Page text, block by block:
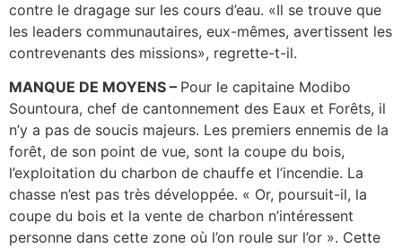
contre le dragage sur les cours d’eau. «Il se trouve que
les leaders communautaires, eux-mêmes, avertissent les
contrevenants des missions», regrette-t-il.
MANQUE DE MOYENS – Pour le capitaine Modibo
Sountoura, chef de cantonnement des Eaux et Forêts, il
n’y a pas de soucis majeurs. Les premiers ennemis de la
forêt, de son point de vue, sont la coupe du bois,
l’exploitation du charbon de chauffe et l’incendie. La
chasse n’est pas très développée. « Or, poursuit-il, la
coupe du bois et la vente de charbon n’intéressent
personne dans cette zone où l’on roule sur l’or ». Cette